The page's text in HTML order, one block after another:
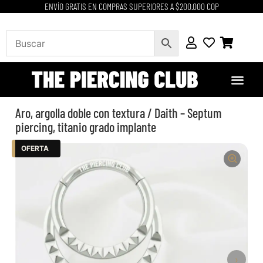
ENVÍO GRATIS EN COMPRAS SUPERIORES A $200.000 COP
Aro, argolla doble con textura / Daith – Septum
piercing, titanio grado implante
OFERTA
›